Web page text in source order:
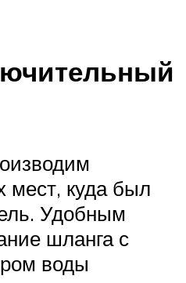
мест, куда был
Удобным
шланга с
воды